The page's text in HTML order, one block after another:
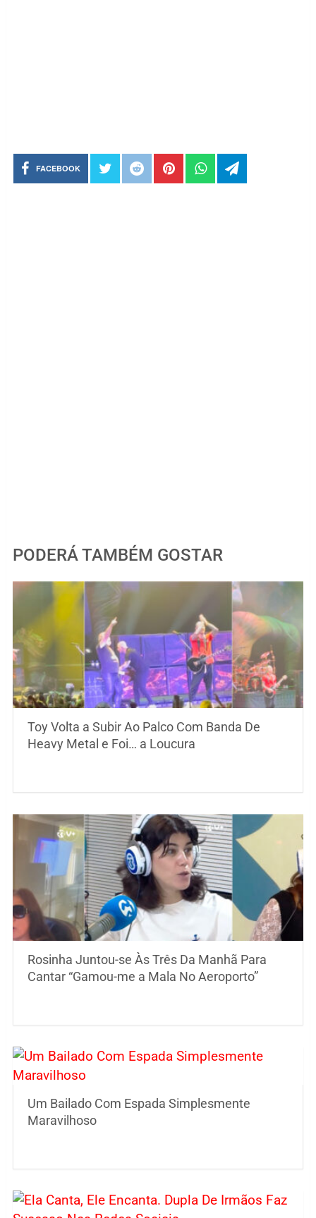
FACEBOOK
PODERÁ TAMBÉM GOSTAR
Toy Volta a Subir Ao Palco Com Banda De
Heavy Metal e Foi… a Loucura
Rosinha Juntou-se Às Três Da Manhã Para
Cantar “Gamou-me a Mala No Aeroporto”
Um Bailado Com Espada Simplesmente
Maravilhoso